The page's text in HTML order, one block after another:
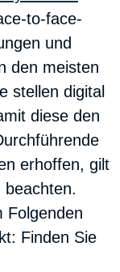
to-face-
und
den meisten
stellen digital
diese den
erhoffen, gilt
beachten.
Folgenden
Finden Sie